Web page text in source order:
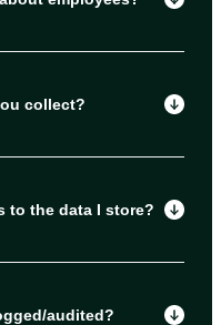
collect?
to the data I store?
audited?